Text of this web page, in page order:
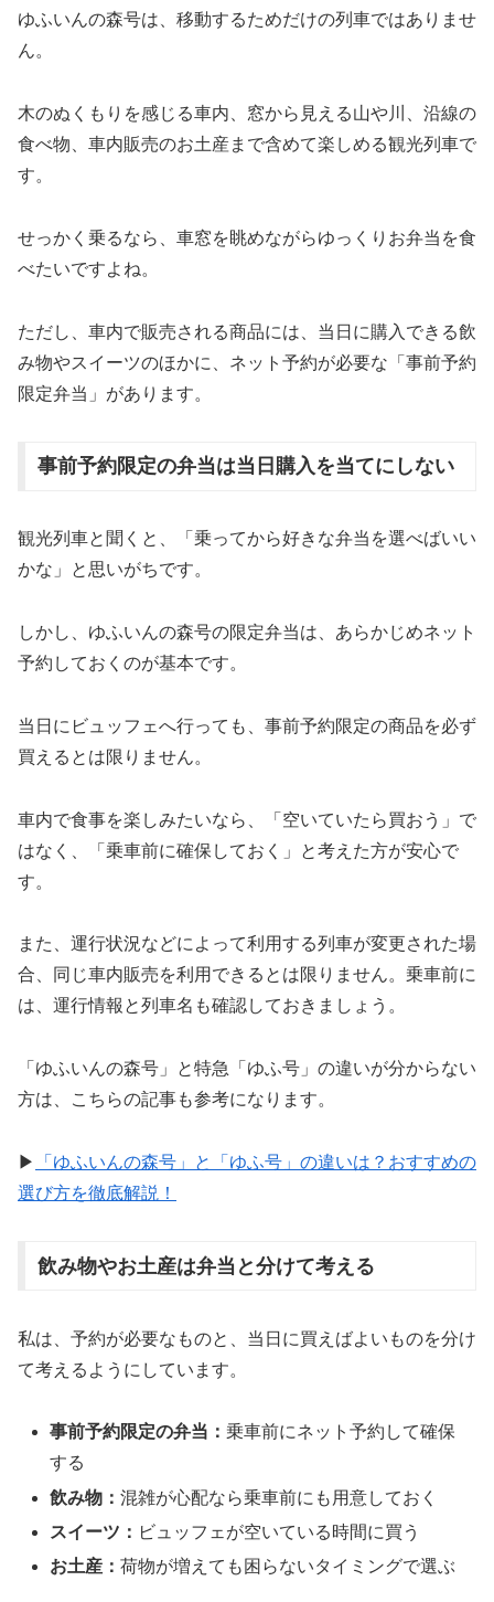
ゆふいんの森号は、移動するためだけの列車ではありませ
ん。
木のぬくもりを感じる車内、窓から見える山や川、沿線の
食べ物、車内販売のお土産まで含めて楽しめる観光列車で
す。
せっかく乗るなら、車窓を眺めながらゆっくりお弁当を食
べたいですよね。
ただし、車内で販売される商品には、当日に購入できる飲
み物やスイーツのほかに、ネット予約が必要な「事前予約
限定弁当」があります。
事前予約限定の弁当は当日購入を当てにしない
観光列車と聞くと、「乗ってから好きな弁当を選べばいい
かな」と思いがちです。
しかし、ゆふいんの森号の限定弁当は、あらかじめネット
予約しておくのが基本です。
当日にビュッフェへ行っても、事前予約限定の商品を必ず
買えるとは限りません。
車内で食事を楽しみたいなら、「空いていたら買おう」で
はなく、「乗車前に確保しておく」と考えた方が安心で
す。
また、運行状況などによって利用する列車が変更された場
合、同じ車内販売を利用できるとは限りません。乗車前に
は、運行情報と列車名も確認しておきましょう。
「ゆふいんの森号」と特急「ゆふ号」の違いが分からない
方は、こちらの記事も参考になります。
▶
「ゆふいんの森号」と「ゆふ号」の違いは？おすすめの
選び方を徹底解説 ！
飲み物やお土産は弁当と分けて考える
私は、予約が必要なものと、当日に買えばよいものを分け
て考えるようにしています。
事前予約限定の弁当： 乗車前にネット予約して確保
する
飲み物：混雑が心配なら乗車前にも用意しておく
スイーツ： ビュッフェが空いている時間に買う
お土産：荷物が増えても困らないタイミングで選ぶ